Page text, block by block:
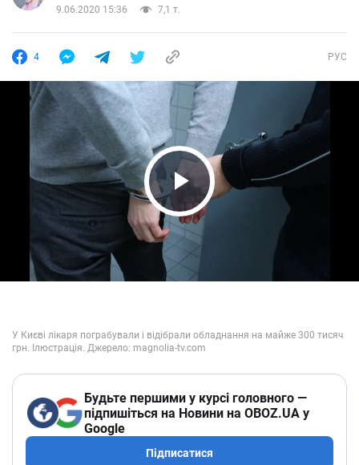
9.06.2020 15:36 7,1 т.
4 РУС
Play Video
Будьте першими у курсі головного —
підпишіться на Новини на OBOZ.UA у
Google
Підписатися